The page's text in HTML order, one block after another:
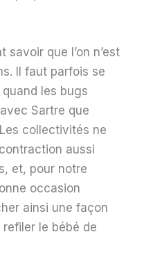
que l’on n’est
Il faut parfois se
les bugs
Sartre que
collectivités ne
aussi
et, pour notre
occasion
ainsi une façon
le bébé de